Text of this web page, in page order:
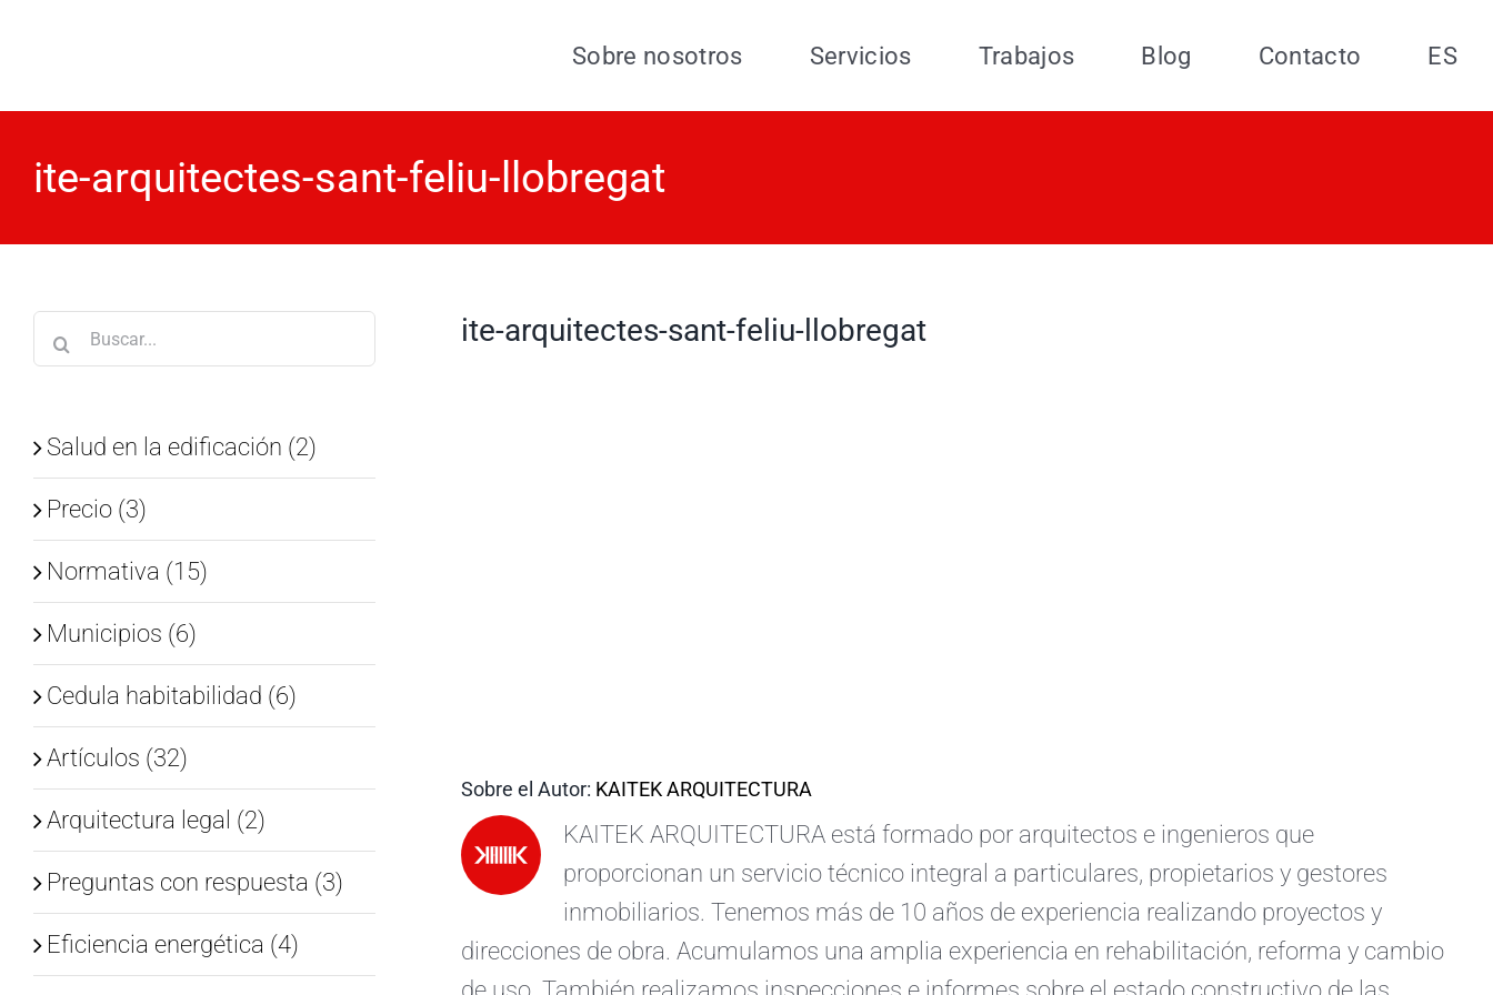
Sobre nosotros Servicios Trabajos Blog Contacto ES
ite-arquitectes-sant-feliu-llobregat
ite-arquitectes-sant-feliu-llobregat
Sobre el Autor: KAITEK ARQUITECTURA
KAITEK ARQUITECTURA está formado por arquitectos e ingenieros que
proporcionan un servicio técnico integral a particulares, propietarios y gestores
inmobiliarios. Tenemos más de 10 años de experiencia realizando proyectos y
direcciones de obra. Acumulamos una amplia experiencia en rehabilitación, reforma y cambio
de uso. También realizamos inspecciones e informes sobre el estado constructivo de las
Buscar:
Salud en la edificación (2)
Precio (3)
Normativa (15)
Municipios (6)
Cedula habitabilidad (6)
Artículos (32)
Arquitectura legal (2)
Preguntas con respuesta (3)
Eficiencia energética (4)